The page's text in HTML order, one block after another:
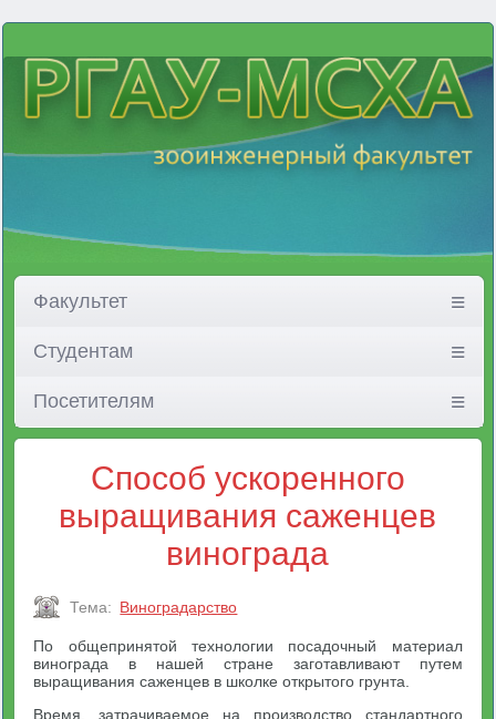
Факультет
Студентам
Посетителям
Способ ускоренного
выращивания саженцев
винограда
Тема: Виноградарство
По общепринятой технологии посадочный материал
винограда в нашей стране заготавливают путем
выращивания саженцев в школке открытого грунта.
Время, затрачиваемое на производство стандартного